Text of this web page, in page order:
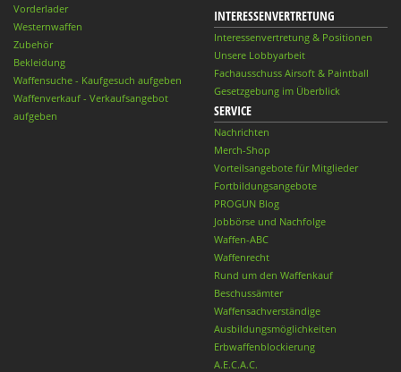
Vorderlader
Westernwaffen
Zubehör
Bekleidung
Waffensuche - Kaufgesuch aufgeben
Waffenverkauf - Verkaufsangebot
aufgeben
INTERESSENVERTRETUNG
Interessenvertretung & Positionen
Unsere Lobbyarbeit
Fachausschuss Airsoft & Paintball
Gesetzgebung im Überblick
SERVICE
Nachrichten
Merch-Shop
Vorteilsangebote für Mitglieder
Fortbildungsangebote
PROGUN Blog
Jobbörse und Nachfolge
Waffen-ABC
Waffenrecht
Rund um den Waffenkauf
Beschussämter
Waffensachverständige
Ausbildungsmöglichkeiten
Erbwaffenblockierung
A.E.C.A.C.